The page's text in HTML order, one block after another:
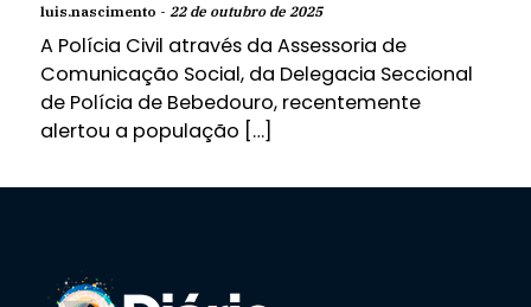
luis.nascimento - 22 de outubro de 2025
A Polícia Civil através da Assessoria de
Comunicação Social, da Delegacia Seccional
de Polícia de Bebedouro, recentemente
alertou a população […]